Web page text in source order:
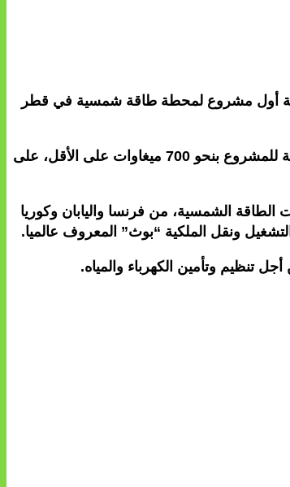
أول مشروع لمحطة طاقة شمسية في قطر
وأوضحت المؤسسة، في بيان لها، أن مشروع محطة الطاقة الشمسية سيقام غرب الدوحة ضمن مساحة 10 كلم مربع، بسعة كلية مرجحة للمشروع بنحو 700 ميغاوات على الأقل، على
شركة رائدة عالميا في إنشاء وتطوير محطات الطاقة الشمسية، من فرنسا واليابان وكوريا